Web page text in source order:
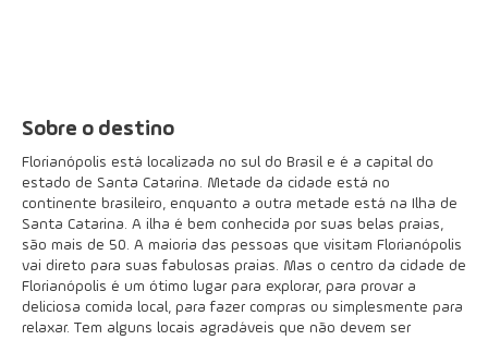
Sobre o destino
Florianópolis está localizada no sul do Brasil e é a capital do
estado de Santa Catarina. Metade da cidade está no
continente brasileiro, enquanto a outra metade está na Ilha de
Santa Catarina. A ilha é bem conhecida por suas belas praias,
são mais de 50. A maioria das pessoas que visitam Florianópolis
vai direto para suas fabulosas praias. Mas o centro da cidade de
Florianópolis é um ótimo lugar para explorar, para provar a
deliciosa comida local, para fazer compras ou simplesmente para
relaxar. Tem alguns locais agradáveis que não devem ser